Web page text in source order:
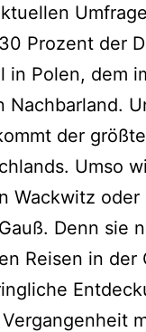
Prozent der
in Polen, dem
Nachbarland.
der
Umso
Wackwitz oder
Denn sie
Reisen in der